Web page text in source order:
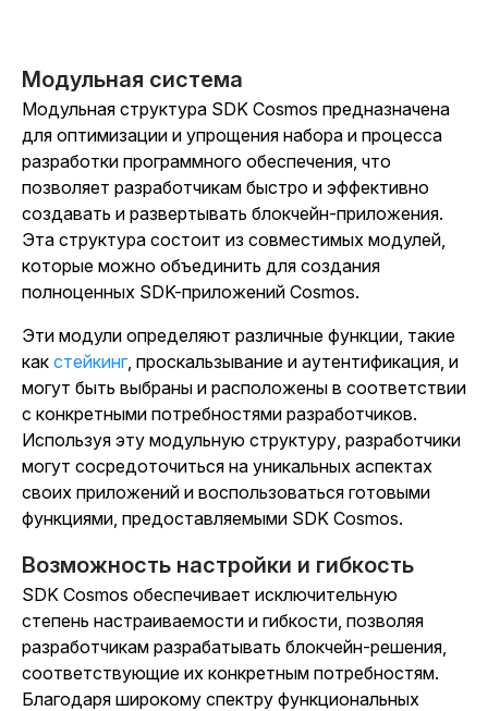
Модульная система
Модульная структура SDK Cosmos предназначена
для оптимизации и упрощения набора и процесса
разработки программного обеспечения, что
позволяет разработчикам быстро и эффективно
создавать и развертывать блокчейн-приложения.
Эта структура состоит из совместимых модулей,
которые можно объединить для создания
полноценных SDK-приложений Cosmos.
Эти модули определяют различные функции, такие
как стейкинг, проскальзывание и аутентификация, и
могут быть выбраны и расположены в соответствии
с конкретными потребностями разработчиков.
Используя эту модульную структуру, разработчики
могут сосредоточиться на уникальных аспектах
своих приложений и воспользоваться готовыми
функциями, предоставляемыми SDK Cosmos.
Возможность настройки и гибкость
SDK Cosmos обеспечивает исключительную
степень настраиваемости и гибкости, позволяя
разработчикам разрабатывать блокчейн-решения,
соответствующие их конкретным потребностям.
Благодаря широкому спектру функциональных